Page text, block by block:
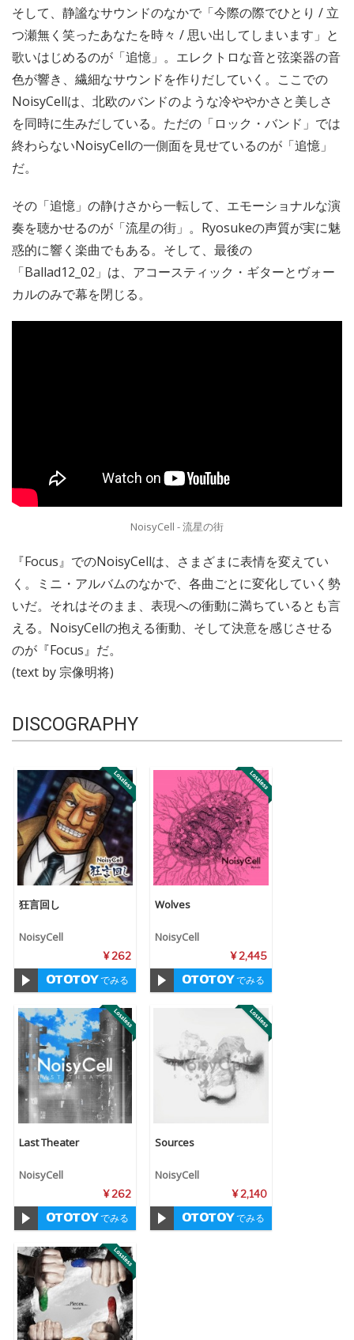
そして、静謐なサウンドのなかで「今際の際でひとり / 立
つ瀬無く笑ったあなたを時々 / 思い出してしまいます」と
歌いはじめるのが「追憶」。エレクトロな音と弦楽器の音
色が響き、繊細なサウンドを作りだしていく。ここでの
NoisyCellは、北欧のバンドのような冷ややかさと美しさ
を同時に生みだしている。ただの「ロック・バンド」では
終わらないNoisyCellの一側面を見せているのが「追憶」
だ。
その「追憶」の静けさから一転して、エモーショナルな演
奏を聴かせるのが「流星の街」。Ryosukeの声質が実に魅
惑的に響く楽曲でもある。そして、最後の
「Ballad12_02」は、アコースティック・ギターとヴォー
カルのみで幕を閉じる。
NoisyCell - 流星の街
『Focus』でのNoisyCellは、さまざまに表情を変えてい
く。ミニ・アルバムのなかで、各曲ごとに変化していく勢
いだ。それはそのまま、表現への衝動に満ちているとも言
える。NoisyCellの抱える衝動、そして決意を感じさせる
のが『Focus』だ。
(text by 宗像明将)
DISCOGRAPHY
狂言回し
NoisyCell
¥ 262
でみる
Wolves
NoisyCell
¥ 2,445
でみる
Last Theater
NoisyCell
¥ 262
でみる
Sources
NoisyCell
¥ 2,140
でみる